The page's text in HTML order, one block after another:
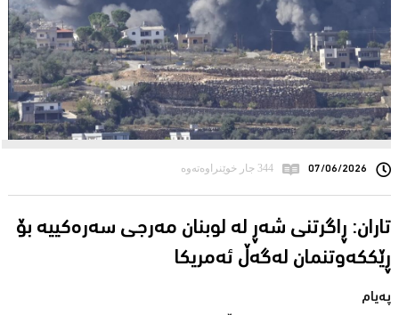
07/06/2026 344 جار خوێنراوەتەوە
تاران: ڕاگرتنی شه‌ڕ له‌ لوبنان مه‌رجی سه‌ره‌كییه‌ بۆ
ڕێككه‌وتنمان له‌گه‌ڵ ئه‌مریكا
په‌یام